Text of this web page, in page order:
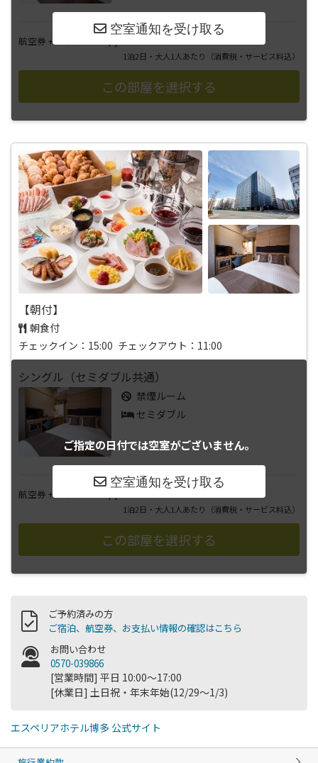
航空券 + ホテル ――――円
1泊2日・大人1人あたり （消費税・サービス料込）
【朝付】
朝食付
チェックイン：15:00 チェックアウト：11:00
ご指定の日付では空室がございません。
シングル（セミダブル共通）
禁煙ルーム
セミダブル
航空券 + ホテル ――――円
1泊2日・大人1人あたり （消費税・サービス料込）
ご予約済みの方
ご宿泊、航空券、お支払い情報の確認はこちら
お問い合わせ
0570-039866
[営業時間] 平日 10:00～17:00
[休業日] 土日祝・年末年始(12/29～1/3)
エスペリアホテル博多 公式サイト